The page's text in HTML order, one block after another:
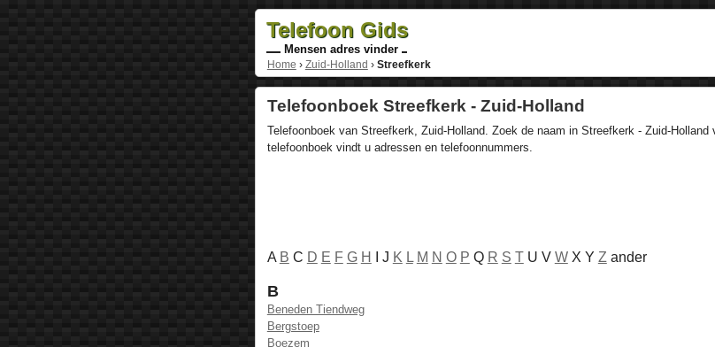
Telefoon Gids
Mensen adres vinder
Home › Zuid-Holland › Streefkerk
Telefoonboek Streefkerk - Zuid-Holland
Telefoonboek van Streefkerk, Zuid-Holland. Zoek de naam in Streefkerk - Zuid-
telefoonboek vindt u adressen en telefoonnummers.
A B C D E F G H I J K L M N O P Q R S T U V WX Y Zander
B
Beneden Tiendweg
Bergstoep
Boezem